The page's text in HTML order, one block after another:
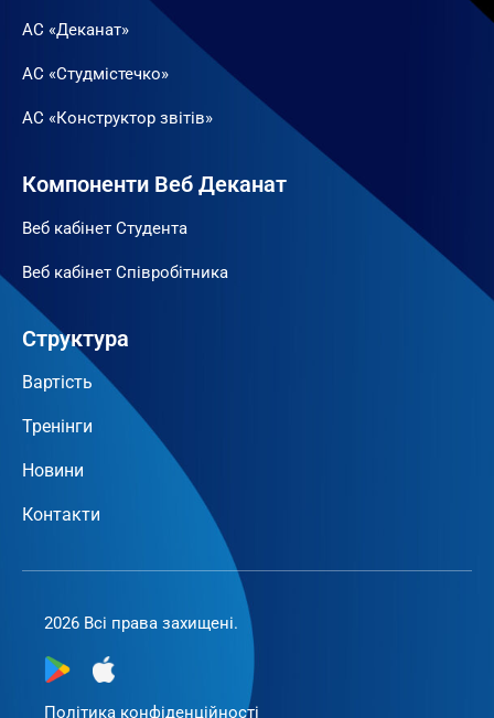
АС «Деканат»
АС «Студмістечко»
АС «Конструктор звітів»
Компоненти Веб Деканат
Веб кабінет Студента
Веб кабінет Співробітника
Структура
Вартість
Тренінги
Новини
Контакти
2026 Всі права захищені.
Політика конфіденційності